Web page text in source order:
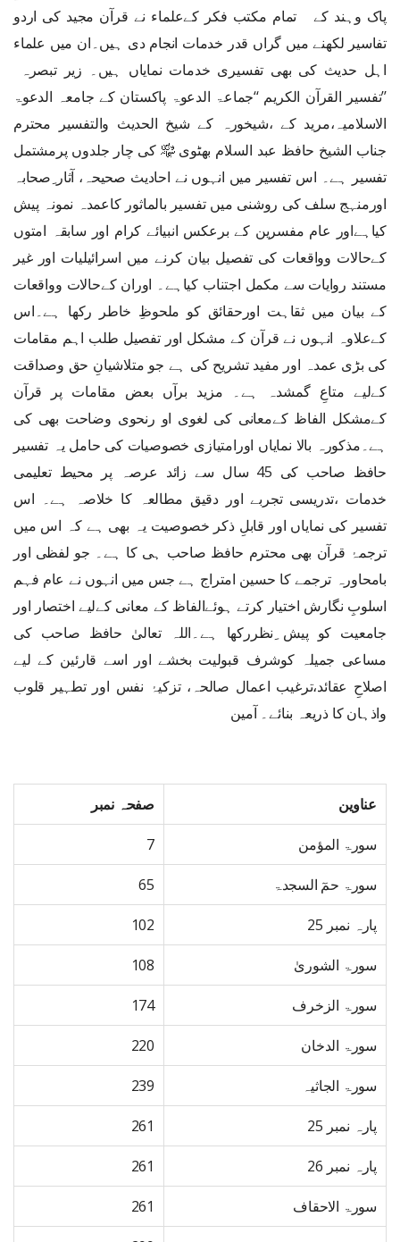
پاک وہند کے تمام مکتب فکر کےعلماء نے قرآن مجید کی اردو
تفاسیر لکھنے میں گراں قدر خدمات انجام دی ہیں۔ان میں علماء
اہل حدیث کی بھی تفسیری خدمات نمایاں ہیں۔ زیر تبصرہ
’’تفسیر القرآن الکریم ‘‘جماعۃ الدعوۃ پاکستان کے جامعہ الدعوۃ
الاسلامیہ،مرید کے ،شیخورہ کے شیخ الحدیث والتفسیر محترم
جناب الشیخ حافظ عبد السلام بھٹوی ﷾ کی چار جلدوں پرمشتمل
تفسیر ہے۔ اس تفسیر میں انہوں نے احادیث صحیحہ، آثار ِصحابہ
اورمنہج سلف کی روشنی میں تفسیر بالماثور کاعمدہ نمونہ پیش
کیاہےاور عام مفسرین کے برعکس انبیائے کرام اور سابقہ امتوں
کےحالات وواقعات کی تفصیل بیان کرنے میں اسرائیلیات اور غیر
مستند روایات سے مکمل اجتناب کیاہے۔ اوران کےحالات وواقعات
کے بیان میں ثقاہت اورحقائق کو ملحوظِ خاطر رکھا ہے۔اس
کےعلاوہ انہوں نے قرآن کے مشکل اور تفصیل طلب اہم مقامات
کی بڑی عمدہ اور مفید تشریح کی ہے جو متلاشیانِ حق وصداقت
کےلیے متاعِ گمشدہ ہے۔ مزید برآں بعض مقامات پر قرآن
کےمشکل الفاظ کےمعانی کی لغوی او رنحوی وضاحت بھی کی
ہے۔مذکورہ بالا نمایاں اورامتیازی خصوصیات کی حامل یہ تفسیر
حافظ صاحب کی 45 سال سے زائد عرصہ پر محیط تعلیمی
خدمات ،تدریسی تجربے اور دقیق مطالعہ کا خلاصہ ہے۔ اس
تفسیر کی نمایاں اور قابلِ ذکر خصوصیت یہ بھی ہے کہ اس میں
ترجمۂ قرآن بھی محترم حافظ صاحب ہی کا ہے۔ جو لفظی اور
بامحاورہ ترجمے کا حسین امتراج ہے جس میں انہوں نے عام فہم
اسلوبِ نگارش اختیار کرتے ہوئےالفاظ کے معانی کےلیے اختصار اور
جامعیت کو پیش ِنظررکھا ہے۔اللہ تعالیٰ حافظ صاحب کی
مساعی جمیلہ کوشرف قبولیت بخشے اور اسے قارئین کے لیے
اصلاحِ عقائد،ترغیب اعمال صالحہ، تزکیۂ نفس اور تطہیر قلوب
واذہان کا ذریعہ بنائے۔ آمین
عناوین صفحہ نمبر
سورۃ المؤمن 7
سورۃ حمٓ السجدۃ 65
پارہ نمبر 25 102
سورۃ الشوریٰ 108
سورۃ الزخرف 174
سورۃ الدخان 220
سورۃ الجاثیہ 239
پارہ نمبر 25 261
پارہ نمبر 26 261
سورۃ الاحقاف 261